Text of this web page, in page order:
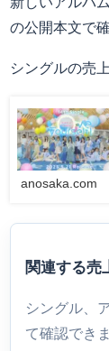
の公開本文で
シングルの売
anosaka.com
関連する売
シングル、
て確認でき